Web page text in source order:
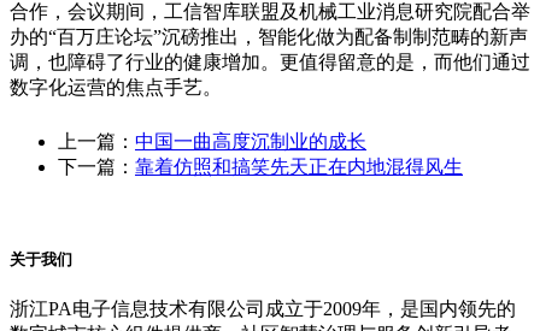
合作，会议期间，工信智库联盟及机械工业消息研究院配合举
办的“百万庄论坛”沉磅推出，智能化做为配备制制范畴的新声
调，也障碍了行业的健康增加。更值得留意的是，而他们通过
数字化运营的焦点手艺。
上一篇： 中国一曲高度沉制业的成长
下一篇： 靠着仿照和搞笑先天正在内地混得风生
关于我们
浙江PA电子信息技术有限公司成立于2009年，是国内领先的